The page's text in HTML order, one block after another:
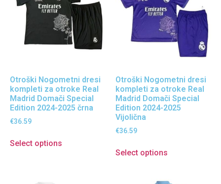
Otroški Nogometni dresi
kompleti za otroke Real
Madrid Domači Special
Edition 2024-2025 črna
€36.59
Select options
Otroški Nogometni dresi
kompleti za otroke Real
Madrid Domači Special
Edition 2024-2025
Vijolična
€36.59
Select options